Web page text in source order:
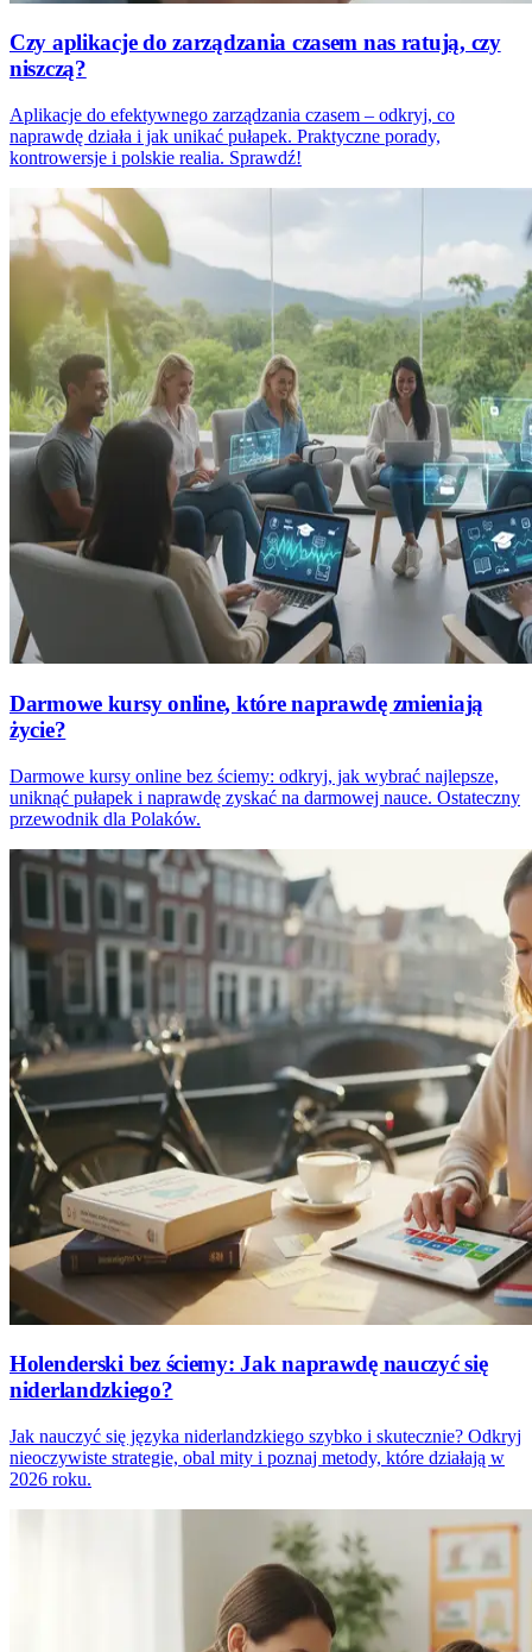
Czy aplikacje do zarządzania czasem nas ratują, czy
niszczą?
Aplikacje do efektywnego zarządzania czasem – odkryj, co
naprawdę działa i jak unikać pułapek. Praktyczne porady,
kontrowersje i polskie realia. Sprawdź!
Darmowe kursy online, które naprawdę zmieniają
życie?
Darmowe kursy online bez ściemy: odkryj, jak wybrać najlepsze,
uniknąć pułapek i naprawdę zyskać na darmowej nauce. Ostateczny
przewodnik dla Polaków.
Holenderski bez ściemy: Jak naprawdę nauczyć się
niderlandzkiego?
Jak nauczyć się języka niderlandzkiego szybko i skutecznie? Odkryj
nieoczywiste strategie, obal mity i poznaj metody, które działają w
2026 roku.